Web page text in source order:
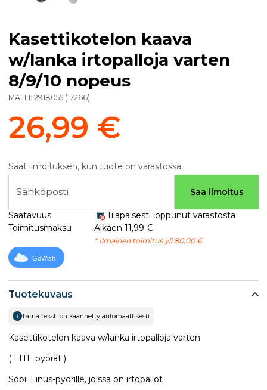
Tuotekuvaus
Tämä teksti on käännetty automaattisesti
Kasettikotelon kaava w/lanka irtopalloja varten
( LITE pyörät )
Sopii Linus-pyörille, joissa on irtopallot
Kasettikotelon kaava
w/lanka irtopalloja varten
8/9/10 nopeus
MALLI: 2918055 (17266)
26,99 €
Saat ilmoituksen, kun tuote on varastossa.
Sähköposti Saa ilmoitus
Saatavuus
Tilapäisesti loppunut varastosta
Toimitusmaksu
Alkaen 11,99 €
* Ilmainen toimitus yli 80,00 €
GoWish